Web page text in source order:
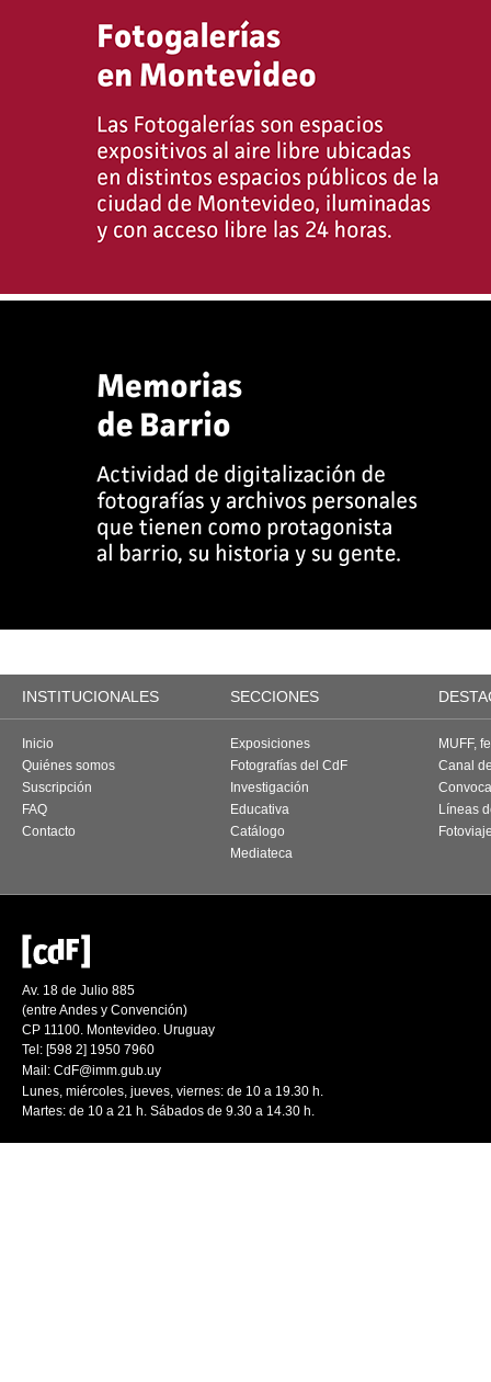
INSTITUCIONALES SECCIONES
Inicio
Quiénes somos
Suscripción
FAQ
Contacto
Exposiciones
Fotografías del CdF
Investigación
Educativa
Catálogo
Mediateca
MUFF,
Canal
Líneas
Av. 18 de Julio 885
(entre Andes y Convención)
CP 11100. Montevideo. Uruguay
Tel: [598 2] 1950 7960
Mail: CdF@imm.gub.uy
Lunes, miércoles, jueves, viernes: de 10 a 19.30 h.
Martes: de 10 a 21 h. Sábados de 9.30 a 14.30 h.